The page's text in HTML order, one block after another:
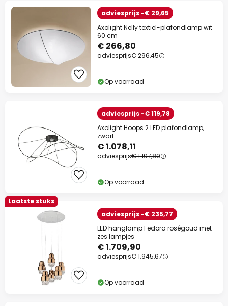
adviesprijs -€ 29,65
Axolight Nelly textiel-plafondlamp wit
60 cm
€ 266,80
adviesprijs€ 296,45
Op voorraad
adviesprijs -€ 119,78
Axolight Hoops 2 LED plafondlamp,
zwart
€ 1.078,11
adviesprijs€ 1.197,89
Op voorraad
Laatste stuks
adviesprijs -€ 235,77
LED hanglamp Fedora roségoud met
zes lampjes
€ 1.709,90
adviesprijs€ 1.945,67
Op voorraad